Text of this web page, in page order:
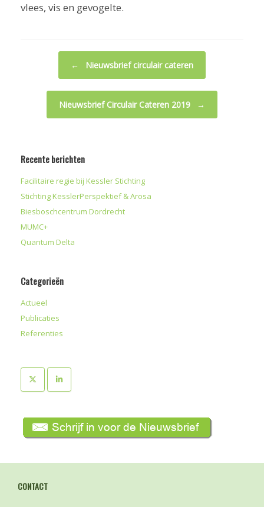
vlees, vis en gevogelte.
← Nieuwsbrief circulair cateren
Nieuwsbrief Circulair Cateren 2019 →
Recente berichten
Facilitaire regie bij Kessler Stichting
Stichting KesslerPerspektief & Arosa
Biesboschcentrum Dordrecht
MUMC+
Quantum Delta
Categorieën
Actueel
Publicaties
Referenties
CONTACT